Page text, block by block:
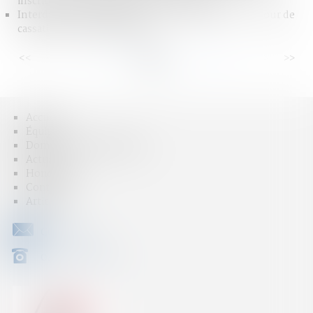
Interdiction de captation en cours d’audience : la Cour de
cassation confirme la règle
<<
>>
Accueil
Articles